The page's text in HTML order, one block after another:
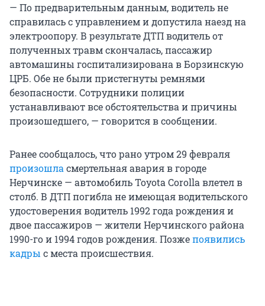
— По предварительным данным, водитель не
справилась с управлением и допустила наезд на
электроопору. В результате ДТП водитель от
полученных травм скончалась, пассажир
автомашины госпитализирована в Борзинскую
ЦРБ. Обе не были пристегнуты ремнями
безопасности. Сотрудники полиции
устанавливают все обстоятельства и причины
произошедшего, — говорится в сообщении.
Ранее сообщалось, что рано утром 29 февраля
произошла смертельная авария в городе
Нерчинске — автомобиль Toyota Corolla влетел в
столб. В ДТП погибла не имеющая водительского
удостоверения водитель 1992 года рождения и
двое пассажиров — жители Нерчинского района
1990-го и 1994 годов рождения. Позжепоявились
кадры с места происшествия.